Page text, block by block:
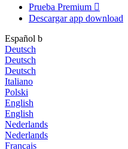
Prueba Premium 
Descargar app download
Español b
Deutsch
Deutsch
Deutsch
Italiano
Polski
English
English
Nederlands
Nederlands
Français